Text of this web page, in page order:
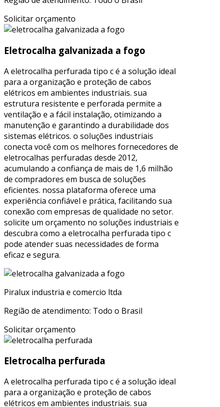
Solicitar orçamento
Eletrocalha galvanizada a fogo
A eletrocalha perfurada tipo c é a solução ideal
para a organização e proteção de cabos
elétricos em ambientes industriais. sua
estrutura resistente e perforada permite a
ventilação e a fácil instalação, otimizando a
manutenção e garantindo a durabilidade dos
sistemas elétricos. o soluções industriais
conecta você com os melhores fornecedores de
eletrocalhas perfuradas desde 2012,
acumulando a confiança de mais de 1,6 milhão
de compradores em busca de soluções
eficientes. nossa plataforma oferece uma
experiência confiável e prática, facilitando sua
conexão com empresas de qualidade no setor.
solicite um orçamento no soluções industriais e
descubra como a eletrocalha perfurada tipo c
pode atender suas necessidades de forma
eficaz e segura.
Piralux industria e comercio ltda
Região de atendimento: Todo o Brasil
Solicitar orçamento
Eletrocalha perfurada
A eletrocalha perfurada tipo c é a solução ideal
para a organização e proteção de cabos
elétricos em ambientes industriais. sua